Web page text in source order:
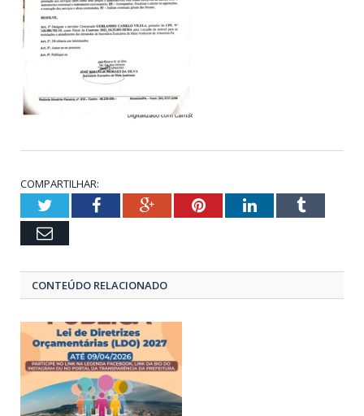
COMPARTILHAR:
TwitterFacebookGoogle+PinterestLinkedInTumblr
Email
CONTEÚDO RELACIONADO